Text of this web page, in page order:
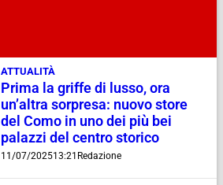
ATTUALITÀ
Prima la griffe di lusso, ora
un’altra sorpresa: nuovo store
del Como in uno dei più bei
palazzi del centro storico
11/07/202513:21 Redazione